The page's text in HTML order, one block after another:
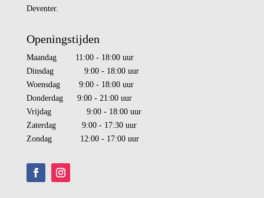
Deventer.
Openingstijden
Maandag 11:00 - 18:00 uur
Dinsdag 9:00 - 18:00 uur
Woensdag 9:00 - 18:00 uur
Donderdag 9:00 - 21:00 uur
Vrijdag 9:00 - 18:00 uur
Zaterdag 9:00 - 17:30 uur
Zondag 12:00 - 17:00 uur